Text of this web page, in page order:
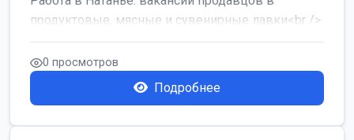
продуктовые, мясные и сувенирные лавки<br />
Разнорабочий на сборку м...
0 просмотров
Подробнее